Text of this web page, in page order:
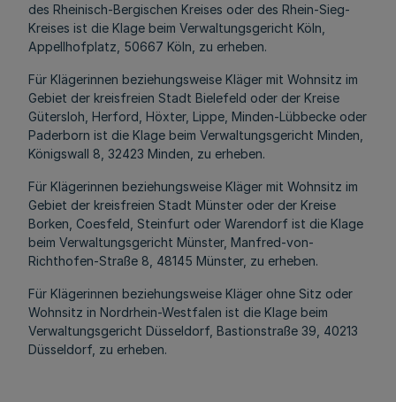
des Rheinisch-Bergischen Kreises oder des Rhein-Sieg-
Kreises ist die Klage beim Verwaltungsgericht Köln,
Appellhofplatz, 50667 Köln, zu erheben.
Für Klägerinnen beziehungsweise Kläger mit Wohnsitz im
Gebiet der kreisfreien Stadt Bielefeld oder der Kreise
Gütersloh, Herford, Höxter, Lippe, Minden-Lübbecke oder
Paderborn ist die Klage beim Verwaltungsgericht Minden,
Königswall 8, 32423 Minden, zu erheben.
Für Klägerinnen beziehungsweise Kläger mit Wohnsitz im
Gebiet der kreisfreien Stadt Münster oder der Kreise
Borken, Coesfeld, Steinfurt oder Warendorf ist die Klage
beim Verwaltungsgericht Münster, Manfred-von-
Richthofen-Straße 8, 48145 Münster, zu erheben.
Für Klägerinnen beziehungsweise Kläger ohne Sitz oder
Wohnsitz in Nordrhein-Westfalen ist die Klage beim
Verwaltungsgericht Düsseldorf, Bastionstraße 39, 40213
Düsseldorf, zu erheben.